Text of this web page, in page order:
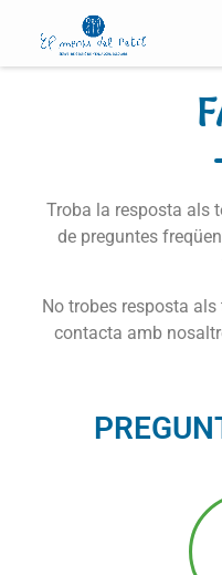
Troba la resposta als
de preguntes
No trobes resposta
contacta amb